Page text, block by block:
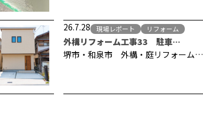
26.7.28 現場レポート リフォーム
外構リフォーム工事33 駐車…
堺市・和泉市 外構・庭リフォーム…